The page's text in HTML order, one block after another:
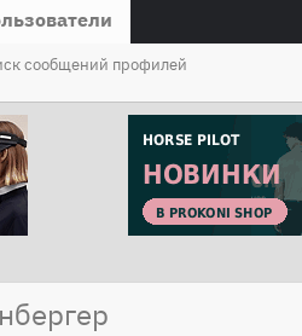
сообщений профилей